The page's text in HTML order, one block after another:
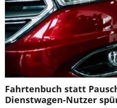
Fahrtenbuch statt
Dienstwagen-Nutzer